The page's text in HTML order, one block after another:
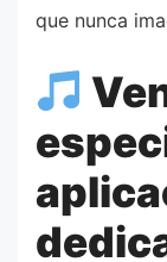
que nunca